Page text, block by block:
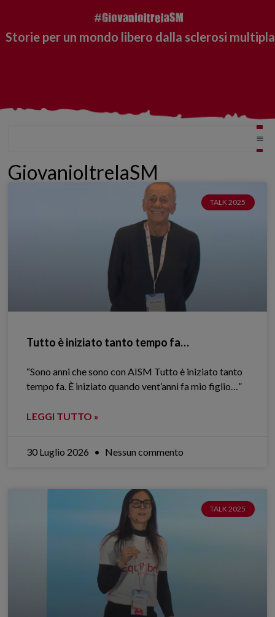
Storie per un mondo libero dalla sclerosi multipla
GiovanioltrelaSM
TALK 2025
Tutto è iniziato tanto tempo fa…
“Sono anni che sono con AISM Tutto è iniziato tanto
tempo fa. È iniziato quando vent’anni fa mio figlio…”
LEGGI TUTTO »
30 Luglio 2026 Nessun commento
TALK 2025